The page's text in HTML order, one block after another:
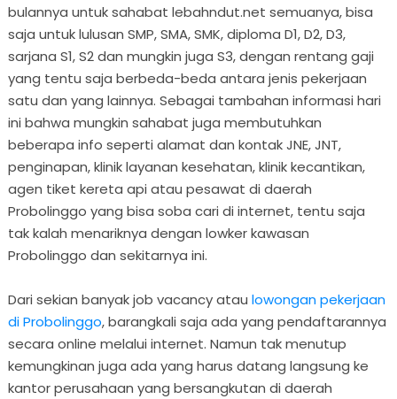
bulannya untuk sahabat lebahndut.net semuanya, bisa
saja untuk lulusan SMP, SMA, SMK, diploma D1, D2, D3,
sarjana S1, S2 dan mungkin juga S3, dengan rentang gaji
yang tentu saja berbeda-beda antara jenis pekerjaan
satu dan yang lainnya. Sebagai tambahan informasi hari
ini bahwa mungkin sahabat juga membutuhkan
beberapa info seperti alamat dan kontak JNE, JNT,
penginapan, klinik layanan kesehatan, klinik kecantikan,
agen tiket kereta api atau pesawat di daerah
Probolinggo yang bisa soba cari di internet, tentu saja
tak kalah menariknya dengan lowker kawasan
Probolinggo dan sekitarnya ini.
Dari sekian banyak job vacancy atau lowongan pekerjaan
di Probolinggo, barangkali saja ada yang pendaftarannya
secara online melalui internet. Namun tak menutup
kemungkinan juga ada yang harus datang langsung ke
kantor perusahaan yang bersangkutan di daerah